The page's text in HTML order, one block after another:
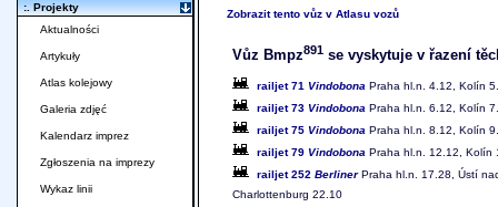
Zobrazit tento vůz v Atlasu vozů
Vůz Bmpz891 se vyskytuje v řazení
railjet 71 Vindobona Praha hl.n. 4.12, Kolín
railjet 73 Vindobona Praha hl.n. 6.12, Kolín
railjet 75 Vindobona Praha hl.n. 8.12, Kolín
railjet 79 Vindobona Praha hl.n. 12.12, Kolín
railjet 252 BerlinerPraha hl.n. 17.28, Ústí
Charlottenburg 22.10
:. Projekty
Aktualności
Artykuły
Atlas kolejowy
Galeria zdjęć
Kalendarz imprez
Zgłoszenia na imprezy
Wykaz linii